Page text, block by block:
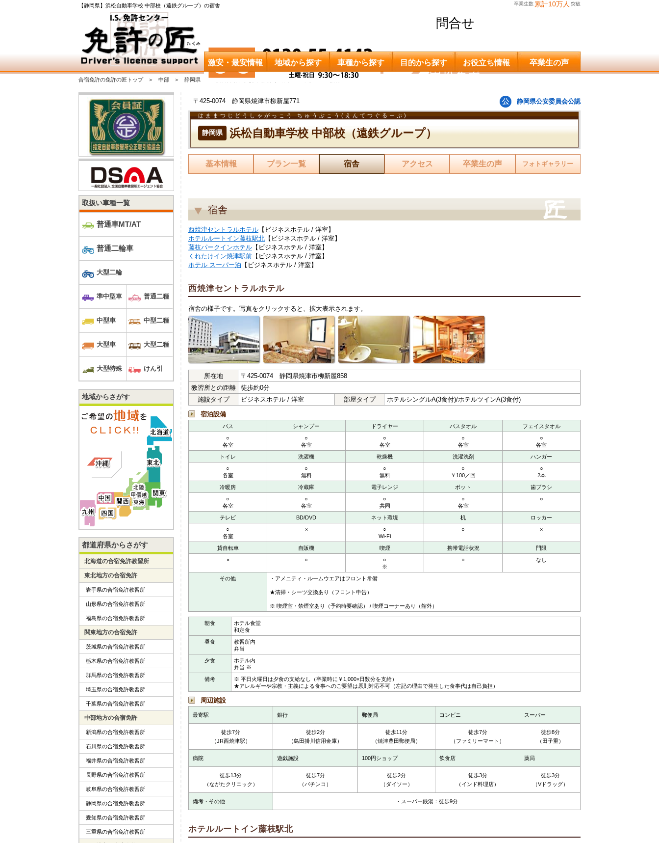
【静岡県】浜松自動車学校 中部校（遠鉄グループ）の宿舎 卒業生数 累計10万人 突破
問合せ
申込希望
激安・最安情報 地域から探す 車種から探す 目的から探す お役立ち情報 卒業生の声
合宿免許の免許の匠トップ 中部 静岡県 浜松自動車学校 中部校（遠鉄グループ） 宿舎
〒425-0074 静岡県焼津市柳新屋771 静岡県公安委員会公認
静岡県 浜松自動車学校 中部校（遠鉄グループ）
はままつじどうしゃがっこう ちゅうぶこう(えんてつぐるーぷ)
基本情報 プラン一覧 宿舎 アクセス 卒業生の声 フォトギャラリー
宿舎
西焼津セントラルホテル 【ビジネスホテル / 洋室】
ホテルルートイン藤枝駅北 【ビジネスホテル / 洋室】
藤枝パークインホテル 【ビジネスホテル / 洋室】
くれたけイン焼津駅前 【ビジネスホテル / 洋室】
ホテル スーパー泊 【ビジネスホテル / 洋室】
西焼津セントラルホテル
宿舎の様子です。写真をクリックすると、拡大表示されます。
所在地
〒425-0074 静岡県焼津市柳新屋858
教習所との距離
徒歩約0分
施設タイプ
ビジネスホテル / 洋室 部屋タイプ
ホテルシングルA(3食付)/ホテルツインA(3食付)
宿泊設備
バス シャンプー ドライヤー バスタオル
フェイスタオル
○
各室
○
各室
○
各室
○
各室
○
各室
トイレ
洗濯機 乾燥機 洗濯洗剤
ハンガー
○
各室
○
無料
○
無料
○
￥100／回
○
2本
冷暖房
冷蔵庫 電子レンジ ポット
歯ブラシ
○
各室
○
各室
○
共同
○
各室
○
テレビ BD/DVD ネット環境 机
ロッカー
○
各室
×
○
Wi-Fi
○ ×
貸自転車 自販機 喫煙 携帯電話状況
門限
×
○
○
※
○ なし
その他 ・アメニティ・ルームウエアはフロント常備
★清掃・シーツ交換あり（フロント申告）
※ 喫煙室・禁煙室あり（予約時要確認） / 喫煙コーナーあり（館外）
朝食
ホテル食堂
和定食
昼食
教習所内
弁当
夕食
ホテル内
弁当 ※
備考
※ 平日火曜日は夕食の支給なし（卒業時に￥1,000×日数分を支給）
★アレルギーや宗教・主義による食事へのご要望は原則対応不可（左記の理由で発生した食事代は自己負担）
周辺施設
最寄駅 銀行 郵便局 コンビニ スーパー
徒歩7分
（JR西焼津駅）
徒歩2分
（島田掛川信用金庫）
徒歩11分
（焼津豊田郵便局）
徒歩7分
（ファミリーマート）
徒歩8分
（田子重）
病院 遊戯施設 100円ショップ 飲食店 薬局
徒歩13分
（ながたクリニック）
徒歩7分
（パチンコ）
徒歩2分
（ダイソー）
徒歩3分
（インド料理店）
徒歩3分
（Vドラッグ）
備考・その他 ・スーパー銭湯：徒歩9分
ホテルルートイン藤枝駅北
取扱い車種一覧
普通車MT/AT
普通二輪車
大型二輪
準中型車 普通二種
中型車 中型二種
大型車 大型二種
大型特殊 けん引
地域からさがす
都道府県からさがす
北海道の合宿免許教習所
東北地方の合宿免許
岩手県の合宿免許教習所
山形県の合宿免許教習所
福島県の合宿免許教習所
関東地方の合宿免許
茨城県の合宿免許教習所
栃木県の合宿免許教習所
群馬県の合宿免許教習所
埼玉県の合宿免許教習所
千葉県の合宿免許教習所
中部地方の合宿免許
新潟県の合宿免許教習所
石川県の合宿免許教習所
福井県の合宿免許教習所
長野県の合宿免許教習所
岐阜県の合宿免許教習所
静岡県の合宿免許教習所
愛知県の合宿免許教習所
三重県の合宿免許教習所